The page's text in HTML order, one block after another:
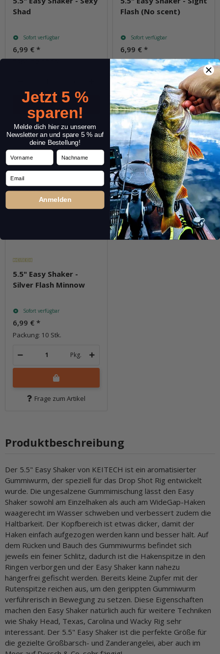
Shad
Sofort verfügbar
6,99 € *
Packung: 10 Stk.
Frage zum Artikel
Flash (No scent)
Sofort verfügbar
6,99 € *
Packung: 10 Stk.
Pkg.
Frage zum Artikel
5.5" Easy Shaker -
Silver Flash Minnow
Sofort verfügbar
6,99 € *
Packung: 10 Stk.
Pkg.
Frage zum Artikel
Produktbeschreibung
Der 5.5" Easy Shaker von KEITECH ist ein aromatisierter
Gummiwurm, der speziell für das Drop Shot Rig entwickelt
wurde. Die ungesalzene Gummimischung lässt den Easy
Shaker sowohl am Einzelhaken als auch am WideGap-Haken
waagerecht im Wasser schweben und verbessert zudem die
Haltbarkeit. Der Kopfbereich ist etwas dicker, damit der
Haken einfach aufgezogen werden kann und besser hält. Auf
dem Rücken und Bauch des Gummiwurms befindet sich
jeweils ein feiner Schlitz, dadurch ist die Hakenspitze in den
Ringen verborgen und der Easy Shaker kann nahezu
hängerfrei gefischt werden. Bereits kleine Zupfer mit der
Rutenspitze reichen aus, um den gerippten Gummiwurm
verführerisch in Bewegung zu setzen. Diese Eigenschaften
machen den Easy Shaker natürlich auch für weitere Techniken
wie Shaky Head, Texas, Carolina und Wacky Rig sehr
interessant. Der 5.5" Easy Shaker ist die perfekte Größe für
die gezielte Großbarsch- und Zanderangelei, aber auch im
Jetzt 5 %
sparen!
Melde dich hier zu unserem
Newsletter an und spare 5 % auf
deine Bestellung!
Vorname Nachname
Email
Anmelden